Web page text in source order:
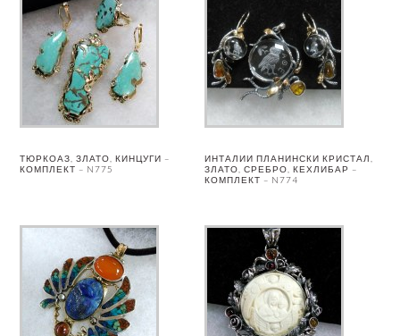
ТЮРКОАЗ, ЗЛАТО, КИНЦУГИ –
КОМПЛЕКТ – N775
ИНТАЛИИ ПЛАНИНСКИ КРИСТАЛ,
ЗЛАТО, СРЕБРО, КЕХЛИБАР –
КОМПЛЕКТ – N774